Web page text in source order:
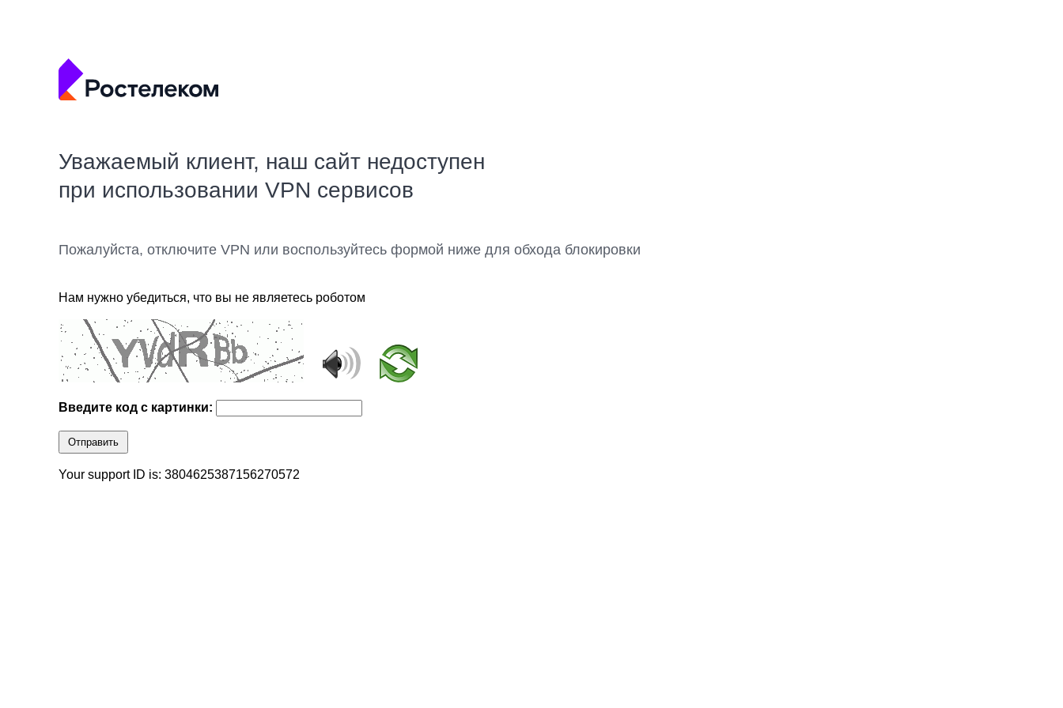
Уважаемый клиент, наш сайт недоступен
при использовании VPN сервисов
Пожалуйста, отключите VPN или воспользуйтесь формой ниже для обхода блокировки
Нам нужно убедиться, что вы не являетесь роботом
Введите код с картинки:
Отправить
Your support ID is: 3804625387156270572